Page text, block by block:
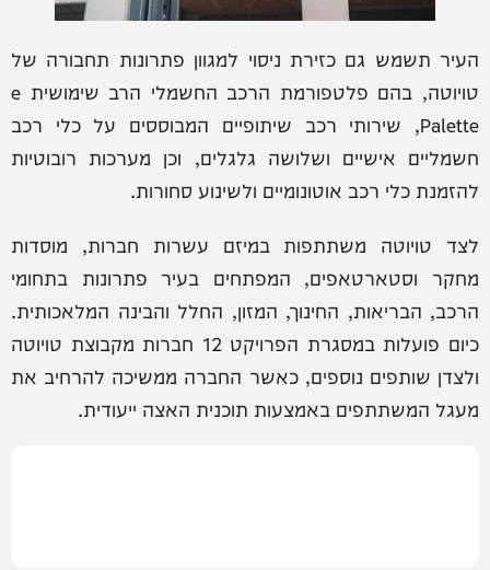
העיר תשמש גם כזירת ניסוי למגוון פתרונות תחבורה של
טויוטה, בהם פלטפורמת הרכב החשמלי הרב שימושית e
Palette, שירותי רכב שיתופיים המבוססים על כלי רכב
חשמליים אישיים ושלושה גלגלים, וכן מערכות רובוטיות
להזמנת כלי רכב אוטונומיים ולשינוע סחורות.
לצד טויוטה משתתפות במיזם עשרות חברות, מוסדות
מחקר וסטארטאפים, המפתחים בעיר פתרונות בתחומי
הרכב, הבריאות, החינוך, המזון, החלל והבינה המלאכותית.
כיום פועלות במסגרת הפרויקט 12 חברות מקבוצת טויוטה
ולצדן שותפים נוספים, כאשר החברה ממשיכה להרחיב את
מעגל המשתתפים באמצעות תוכנית האצה ייעודית.